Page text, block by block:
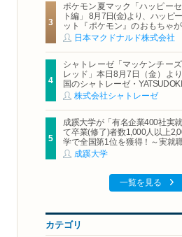
ポケモン夏マック「ハッピー
ト編」 8月7日(金)より、ハッピ
ット『ポケモン』のおもちゃが
間限定登場
日本マクドナルド株式会社
シャトレーゼ「マッケンチー
レッド」本日8月7日（金）よ
国のシャトレーゼ・YATSUDOKI
発売株式会社シャトレーゼ
成蹊大学が「有名企業400社実
て卒業(修了)者数1,000人以上
学で全国第1位を獲得！～実就
比＋4.3pt）に伸長、東京の私立
ンクイン～
成蹊大学
一覧を見る
カテゴリ